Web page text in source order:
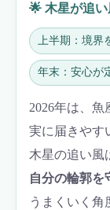
🌟 木星が追い
上半期：境界
年末：安心が
2026年は、
実に届きやす
木星の追い風
自分の輪郭を
うまくいく角